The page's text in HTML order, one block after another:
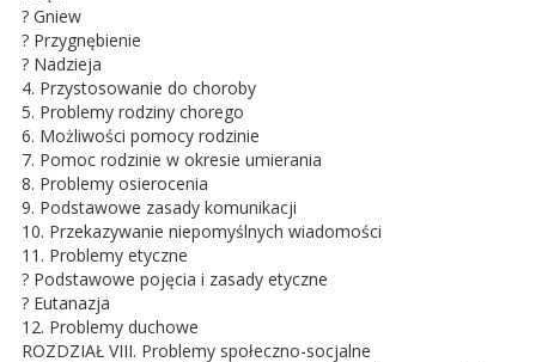
? Gniew
? Przygnębienie
? Nadzieja
4. Przystosowanie do choroby
5. Problemy rodziny chorego
6. Możliwości pomocy rodzinie
7. Pomoc rodzinie w okresie umierania
8. Problemy osierocenia
9. Podstawowe zasady komunikacji
10. Przekazywanie niepomyślnych wiadomości
11. Problemy etyczne
? Podstawowe pojęcia i zasady etyczne
? Eutanazja
12. Problemy duchowe
ROZDZIAŁ VIII. Problemy społeczno-socjalne